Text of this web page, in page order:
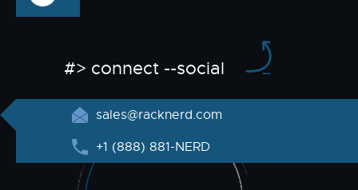
#> connect --social
sales@racknerd.com
+1 (888) 881-NERD